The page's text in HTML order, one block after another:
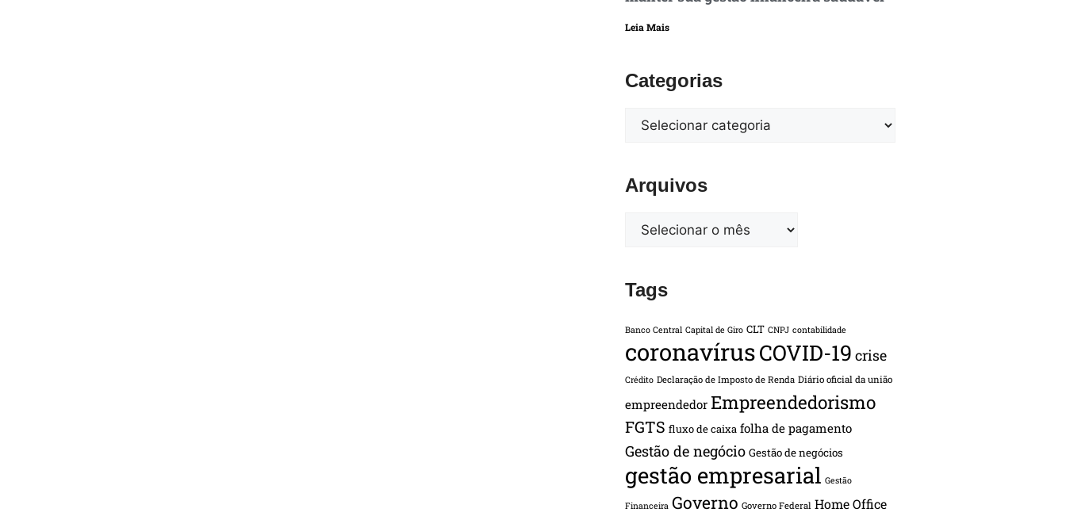
Leia Mais
Categorias
Arquivos
Tags
Banco Central Capital de Giro CLT CNPJ contabilidade
coronavírusCOVID-19 crise
Crédito Declaração de Imposto de Renda Diário oficial da união
empreendedor Empreendedorismo
FGTS fluxo de caixa folha de pagamento
Gestão de negócio Gestão de negócios
gestão empresarial Gestão
Financeira Governo Governo Federal Home Office